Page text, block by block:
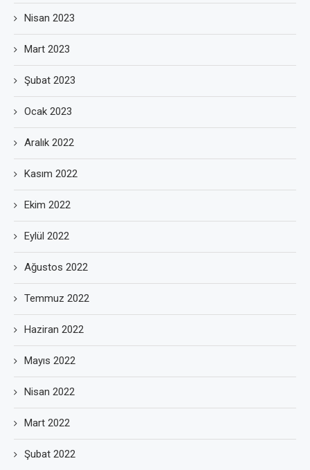
Nisan 2023
Mart 2023
Şubat 2023
Ocak 2023
Aralık 2022
Kasım 2022
Ekim 2022
Eylül 2022
Ağustos 2022
Temmuz 2022
Haziran 2022
Mayıs 2022
Nisan 2022
Mart 2022
Şubat 2022